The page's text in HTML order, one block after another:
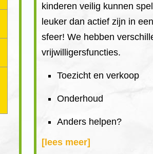
kinderen veilig kunnen
leuker dan actief zijn in
sfeer! We hebben
vrijwilligersfuncties.
Toezicht en verkoop
Onderhoud
Anders helpen?
[lees meer]